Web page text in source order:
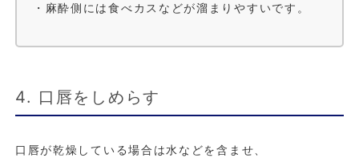
・麻酔側には食べカスなどが溜まりやすいです。
4. 口唇をしめらす
口唇が乾燥している場合は水などを含ませ、